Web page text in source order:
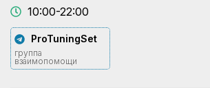
10:00-22:00
ProTuningSet
группа
взаимопомощи